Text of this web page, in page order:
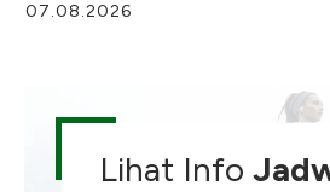
07.08.2026
Lihat Info